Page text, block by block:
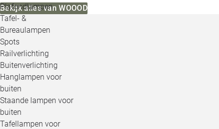
Plafondlampen
Tafel- &
Bureaulampen
Spots
Railverlichting
Buitenverlichting
Hanglampen voor
buiten
Staande lampen voor
buiten
Tafellampen voor
Bekijk alles van WOOOD